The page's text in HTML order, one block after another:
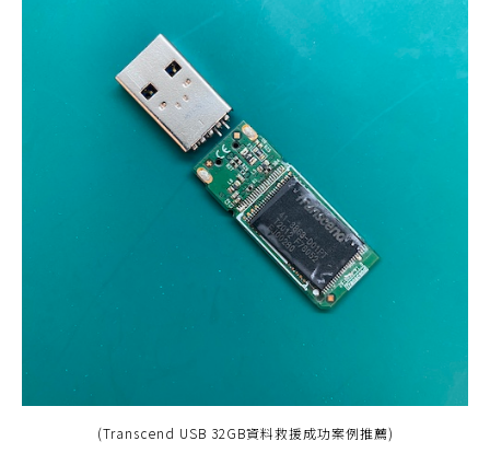
(Transcend USB 32GB資料救援成功案例推薦)